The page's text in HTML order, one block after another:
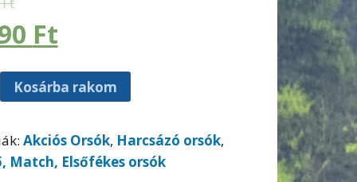
Ft
Kosárba rakom
Akciós Orsók, Harcsázó orsók,
Match, Elsőfékes orsók